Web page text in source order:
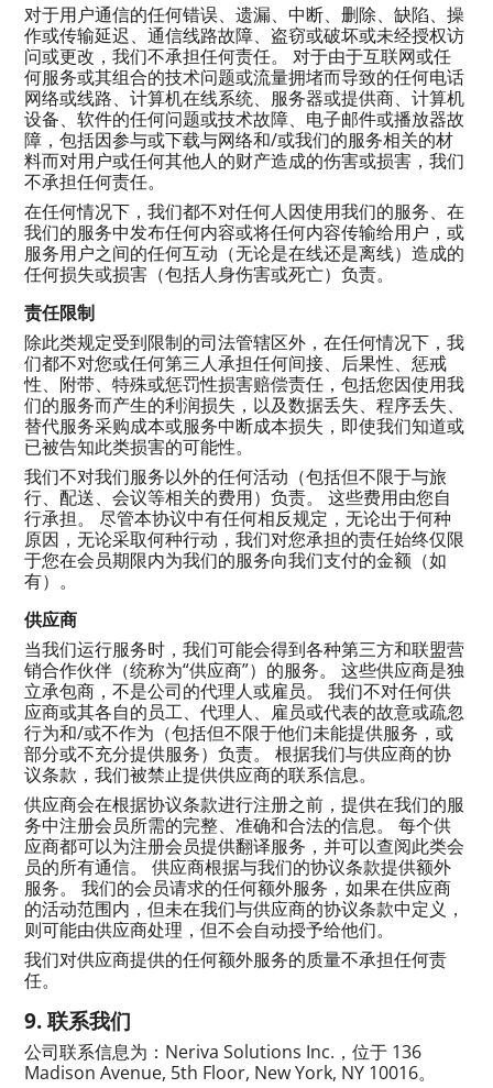
对于用户通信的任何错误、遗漏、中断、删除、缺陷、操
作或传输延迟、通信线路故障、盗窃或破坏或未经授权访
问或更改，我们不承担任何责任。 对于由于互联网或任
何服务或其组合的技术问题或流量拥堵而导致的任何电话
网络或线路、计算机在线系统、服务器或提供商、计算机
设备、软件的任何问题或技术故障、电子邮件或播放器故
障，包括因参与或下载与网络和/或我们的服务相关的材
料而对用户或任何其他人的财产造成的伤害或损害，我们
不承担任何责任。
在任何情况下，我们都不对任何人因使用我们的服务、在
我们的服务中发布任何内容或将任何内容传输给用户，或
服务用户之间的任何互动（无论是在线还是离线）造成的
任何损失或损害（包括人身伤害或死亡）负责。
责任限制
除此类规定受到限制的司法管辖区外，在任何情况下，我
们都不对您或任何第三人承担任何间接、后果性、惩戒
性、附带、特殊或惩罚性损害赔偿责任，包括您因使用我
们的服务而产生的利润损失，以及数据丢失、程序丢失、
替代服务采购成本或服务中断成本损失，即使我们知道或
已被告知此类损害的可能性。
我们不对我们服务以外的任何活动（包括但不限于与旅
行、配送、会议等相关的费用）负责。 这些费用由您自
行承担。 尽管本协议中有任何相反规定，无论出于何种
原因，无论采取何种行动，我们对您承担的责任始终仅限
于您在会员期限内为我们的服务向我们支付的金额（如
有）。
供应商
当我们运行服务时，我们可能会得到各种第三方和联盟营
销合作伙伴（统称为“供应商”）的服务。 这些供应商是独
立承包商，不是公司的代理人或雇员。 我们不对任何供
应商或其各自的员工、代理人、雇员或代表的故意或疏忽
行为和/或不作为（包括但不限于他们未能提供服务，或
部分或不充分提供服务）负责。 根据我们与供应商的协
议条款，我们被禁止提供供应商的联系信息。
供应商会在根据协议条款进行注册之前，提供在我们的服
务中注册会员所需的完整、准确和合法的信息。 每个供
应商都可以为注册会员提供翻译服务，并可以查阅此类会
员的所有通信。 供应商根据与我们的协议条款提供额外
服务。 我们的会员请求的任何额外服务，如果在供应商
的活动范围内，但未在我们与供应商的协议条款中定义，
则可能由供应商处理，但不会自动授予给他们。
我们对供应商提供的任何额外服务的质量不承担任何责
任。
联系我们
公司联系信息为：Neriva Solutions Inc.，位于 136
Madison Avenue, 5th Floor, New York, NY 10016。